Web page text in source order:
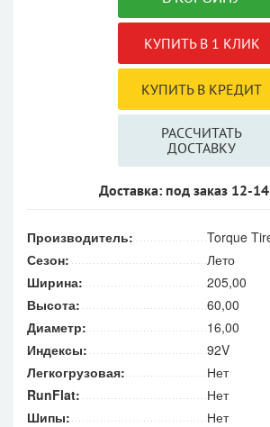
РАССЧИТАТЬ
ДОСТАВКУ
Доставка: под заказ 12-
Производитель:
Torque
Сезон:
Лето
Ширина:
205,00
Высота:
60,00
Диаметр:
16,00
Индексы:
92V
Легкогрузовая:
Нет
RunFlat:
Нет
Шипы:
Нет